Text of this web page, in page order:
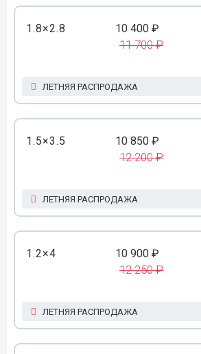
1.8×2.8 10 400 ₽
11 700 ₽
ЛЕТНЯЯ РАСПРОДАЖА
1.5×3.5 10 850 ₽
12 200 ₽
ЛЕТНЯЯ РАСПРОДАЖА
1.2×4 10 900 ₽
12 250 ₽
ЛЕТНЯЯ РАСПРОДАЖА